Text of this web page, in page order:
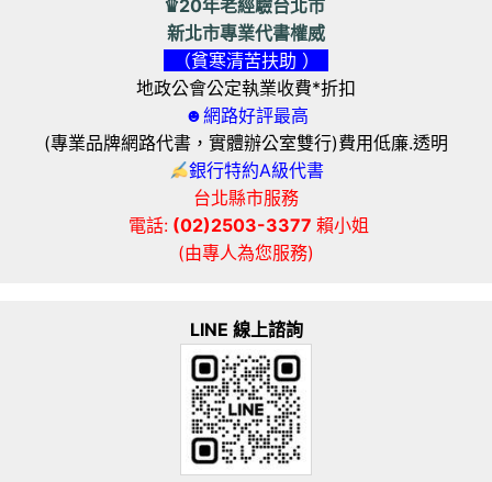
♛20年老經驗台北市
新北市專業代書權威
（貧寒清苦扶助 ）
地政公會公定執業收費*折扣
☻網路好評最高
(專業品牌網路代書，實體辦公室雙行)費用低廉.透明
銀行特約A級代書
台北縣市服務
電話: (02)2503-3377 賴小姐
(由專人為您服務)
LINE 線上諮詢